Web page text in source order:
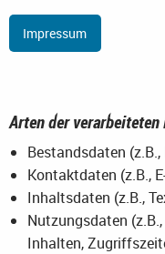
Impressum
Arten der verarbeiteten
Bestandsdaten
Kontaktdaten (z.B.,
Inhaltsdaten (z.B.,
Nutzungsdaten
Inhalten,